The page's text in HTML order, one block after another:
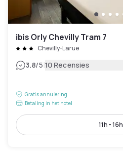
ibis Orly Chevilly Tram 7
Chevilly-Larue
3.8/5|10 Recensies
Gratis annulering
Betaling in het hotel
11h - 16h